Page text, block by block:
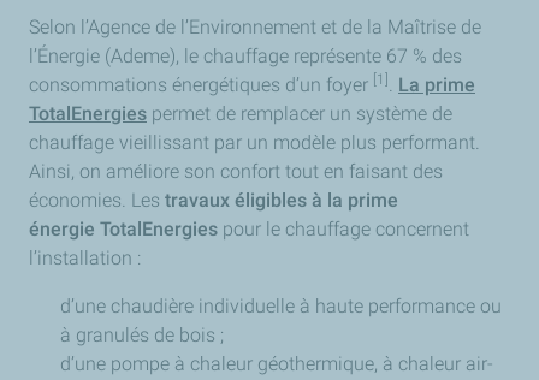
Selon l’Agence de l’Environnement et de la Maîtrise de
l’Énergie (Ademe), le chauffage représente 67 % des
consommations énergétiques d’un foyer [1] . La prime
TotalEnergies permet de remplacer un système de
chauffage vieillissant par un modèle plus performant.
Ainsi, on améliore son confort tout en faisant des
économies. Les travaux éligibles à la prime
énergie TotalEnergies pour le chauffage concernent
l’installation :
d’une chaudière individuelle à haute performance ou
à granulés de bois ;
d’une pompe à chaleur géothermique, à chaleur air-